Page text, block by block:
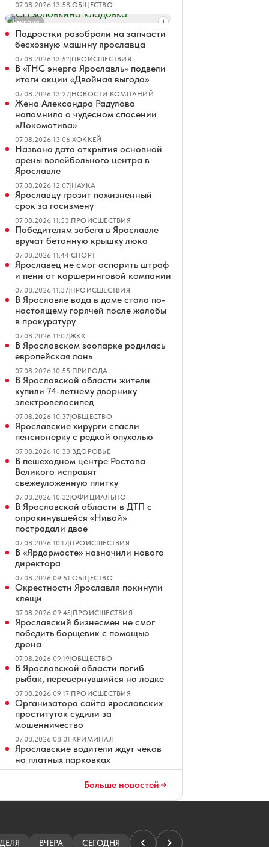
07.08.2026 13:58|ОБЩЕСТВО
Реклама
Подростки разобрали на запчасти
бесхозную машину ярославца
07.08.2026 13:52|ПРОИСШЕСТВИЯ
В «ТНС энерго Ярославль» подвели
итоги акции «Двойная выгода»
07.08.2026 13:27|НОВОСТИ КОМПАНИЙ
Жена Александра Радулова
напомнила о чудесном спасении
«Локомотива»
07.08.2026 13:06|ХОККЕЙ
Названа дата открытия основной
арены волейбольного центра в
Ярославле
07.08.2026 12:07|НАУКА
Ярославцу грозит пожизненный
срок за госизмену
07.08.2026 11:53|ПРОИСШЕСТВИЯ
Победителям забега в Ярославле
вручат бетонную крышку люка
07.08.2026 11:44|СПОРТ
Ярославец не смог оспорить штраф
и пени от каршеринговой компании
07.08.2026 11:37|ПРОИСШЕСТВИЯ
В Ярославле вода в доме стала по-
настоящему горячей после жалобы
в прокуратуру
07.08.2026 11:07|ЖКХ
В Ярославском зоопарке родилась
европейская лань
07.08.2026 10:55|ПРИРОДА
В Ярославской области жители
купили 74-летнему дворнику
электровелосипед
07.08.2026 10:37|ОБЩЕСТВО
Ярославские хирурги спасли
пенсионерку с редкой опухолью
07.08.2026 10:33|ЗДОРОВЬЕ
В пешеходном центре Ростова
Великого исправят
свежеуложенную плитку
07.08.2026 10:32|ОФИЦИАЛЬНО
В Ярославской области в ДТП с
опрокинувшейся «Нивой»
пострадали двое
07.08.2026 10:17|ПРОИСШЕСТВИЯ
В «Ярдормосте» назначили нового
директора
07.08.2026 09:51|ОБЩЕСТВО
Окрестности Ярославля покинули
клещи
07.08.2026 09:45|ПРОИСШЕСТВИЯ
Ярославский бизнесмен не смог
победить борщевик с помощью
дрона
07.08.2026 09:19|ОБЩЕСТВО
В Ярославской области погиб
рыбак, перевернувшийся на лодке
07.08.2026 09:17|ПРОИСШЕСТВИЯ
Организатора сайта ярославских
проституток судили за
мошенничество
07.08.2026 08:01|КРИМИНАЛ
Ярославские водители ждут чеков
на платных парковках
В Ярославле повторно продают
Тверицкий пляж в волейбольную
площадку
Больше новостей
ВЧЕРА СЕГОДНЯ